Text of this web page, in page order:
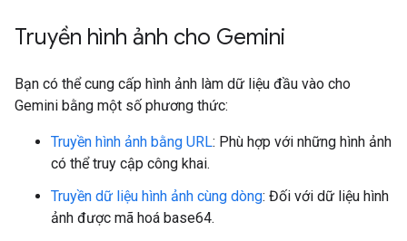
Truyền hình ảnh cho Gemini
Bạn có thể cung cấp hình ảnh làm dữ liệu đầu vào cho
Gemini bằng một số phương thức:
Truyền hình ảnh bằng URL: Phù hợp với những hình ảnh
có thể truy cập công khai.
Truyền dữ liệu hình ảnh cùng dòng: Đối với dữ liệu hình
ảnh được mã hoá base64.